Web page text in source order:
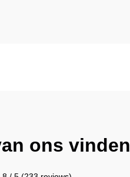
ons vinden